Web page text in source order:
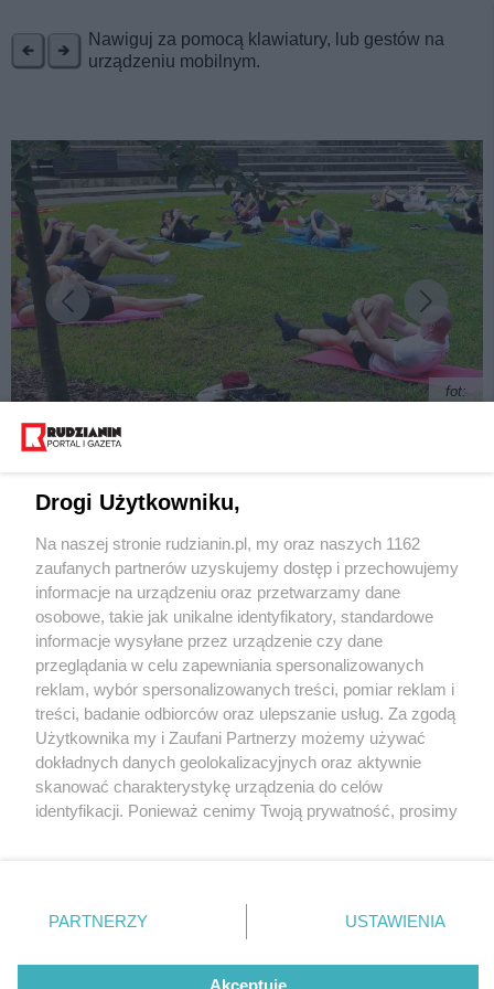
Nawiguj za pomocą klawiatury, lub gestów na
urządzeniu mobilnym.
fot:
na świeżym powietrzu
3 / 13
Pilates 12
Wydawca mediów
Nie zapomnij
zapoznać się z:
polityką prywatności regulamin korzystania z portali
Twojemiasto
Piekary Śląskie
Chorzów
Tarnowskie Góry
Gliwice
Skontakuj sięz nami
Kontakt
Wydawca
Redakcja
Drogi Użytkowniku,
Na naszej stronie rudzianin.pl, my oraz naszych 1162
zaufanych partnerów uzyskujemy dostęp i przechowujemy
informacje na urządzeniu oraz przetwarzamy dane
osobowe, takie jak unikalne identyfikatory, standardowe
informacje wysyłane przez urządzenie czy dane
przeglądania w celu zapewniania spersonalizowanych
reklam, wybór spersonalizowanych treści, pomiar reklam i
treści, badanie odbiorców oraz ulepszanie usług. Za zgodą
Użytkownika my i Zaufani Partnerzy możemy używać
dokładnych danych geolokalizacyjnych oraz aktywnie
skanować charakterystykę urządzenia do celów
identyfikacji. Ponieważ cenimy Twoją prywatność, prosimy
prywatności znajdujący się w lewym dolnym rogu strony
. Niektóre rodzaje przetwarzania danych nie wymagają
zgody użytkownika, ale masz prawo sprzeciwić się
takiemu przetwarzaniu. Preferencje będą miały
PARTNERZY USTAWIENIA
Akceptuję